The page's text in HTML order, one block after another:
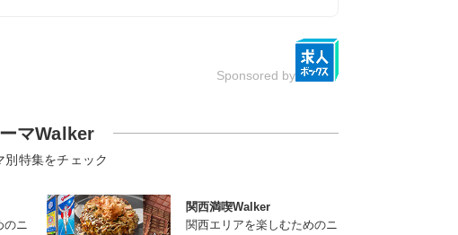
Sponsored by
マWalker
別特集をチェック
のニ
関西満喫Walker
関西エリアを楽しむためのニ